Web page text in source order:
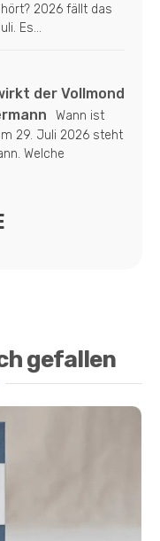
2026 fällt das
Es...
der Vollmond
Wann ist
29. Juli 2026 steht
Welche
gefallen